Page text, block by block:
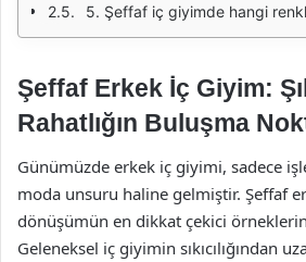
5. Şeffaf iç giyimde hangi
Şeffaf Erkek İç Giyim:
Rahatlığın Buluşma
Günümüzde erkek iç giyimi, sadece
moda unsuru haline gelmiştir. Şeffaf
dönüşümün en dikkat çekici
Geleneksel iç giyimin sıkıcılığından